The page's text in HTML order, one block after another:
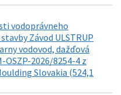
vodoprávneho
Závod ULSTRUP
vodovod, dažďová
2026/8254-4 z
Slovakia (524,1